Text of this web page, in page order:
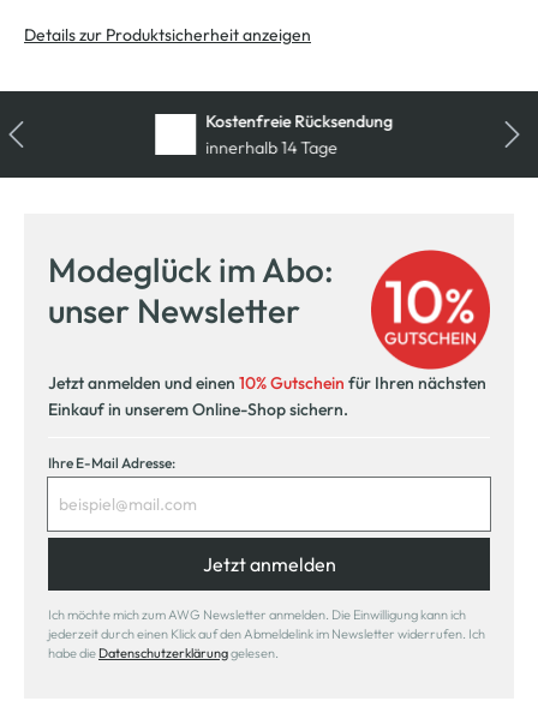
Details zur Produktsicherheit anzeigen
Kostenfreie Rücksendung
innerhalb 14 Tage
Modeglück im Abo:
unser Newsletter
Jetzt anmelden und einen 10% Gutschein für Ihren nächsten
Einkauf in unserem Online-Shop sichern.
Ihre E-Mail Adresse:
Jetzt anmelden
Ich möchte mich zum AWG Newsletter anmelden. Die Einwilligung kann ich
jederzeit durch einen Klick auf den Abmeldelink im Newsletter widerrufen. Ich
habe die Datenschutzerklärunggelesen.